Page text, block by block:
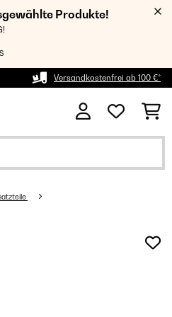
Produkte!
S
Versandkostenfrei ab 100 €*